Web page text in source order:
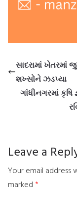
સાદરામાં ખેતરમાં
શખ્સોને ઝડપ્યા
ગાંધીનગરમાં કૃષિ
Leave a
Your email address
marked *